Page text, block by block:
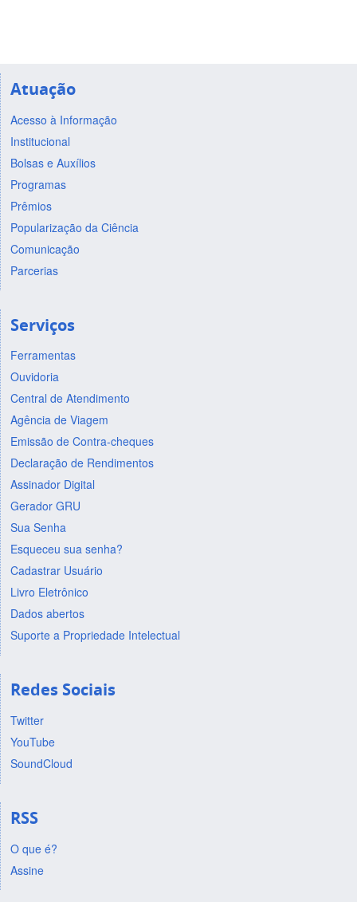
Atuação
Acesso à Informação
Institucional
Bolsas e Auxílios
Programas
Prêmios
Popularização da Ciência
Comunicação
Parcerias
Serviços
Ferramentas
Ouvidoria
Central de Atendimento
Agência de Viagem
Emissão de Contra-cheques
Declaração de Rendimentos
Assinador Digital
Gerador GRU
Sua Senha
Esqueceu sua senha?
Cadastrar Usuário
Livro Eletrônico
Dados abertos
Suporte a Propriedade Intelectual
Redes Sociais
Twitter
YouTube
SoundCloud
RSS
O que é?
Assine